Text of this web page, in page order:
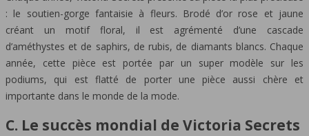
: le soutien-gorge fantaisie à fleurs. Brodé d’or rose et jaune
créant un motif floral, il est agrémenté d’une cascade
d’améthystes et de saphirs, de rubis, de diamants blancs. Chaque
année, cette pièce est portée par un super modèle sur les
podiums, qui est flatté de porter une pièce aussi chère et
importante dans le monde de la mode.
C. Le succès mondial de Victoria Secrets